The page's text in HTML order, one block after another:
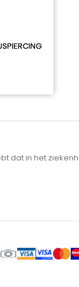
dat in het